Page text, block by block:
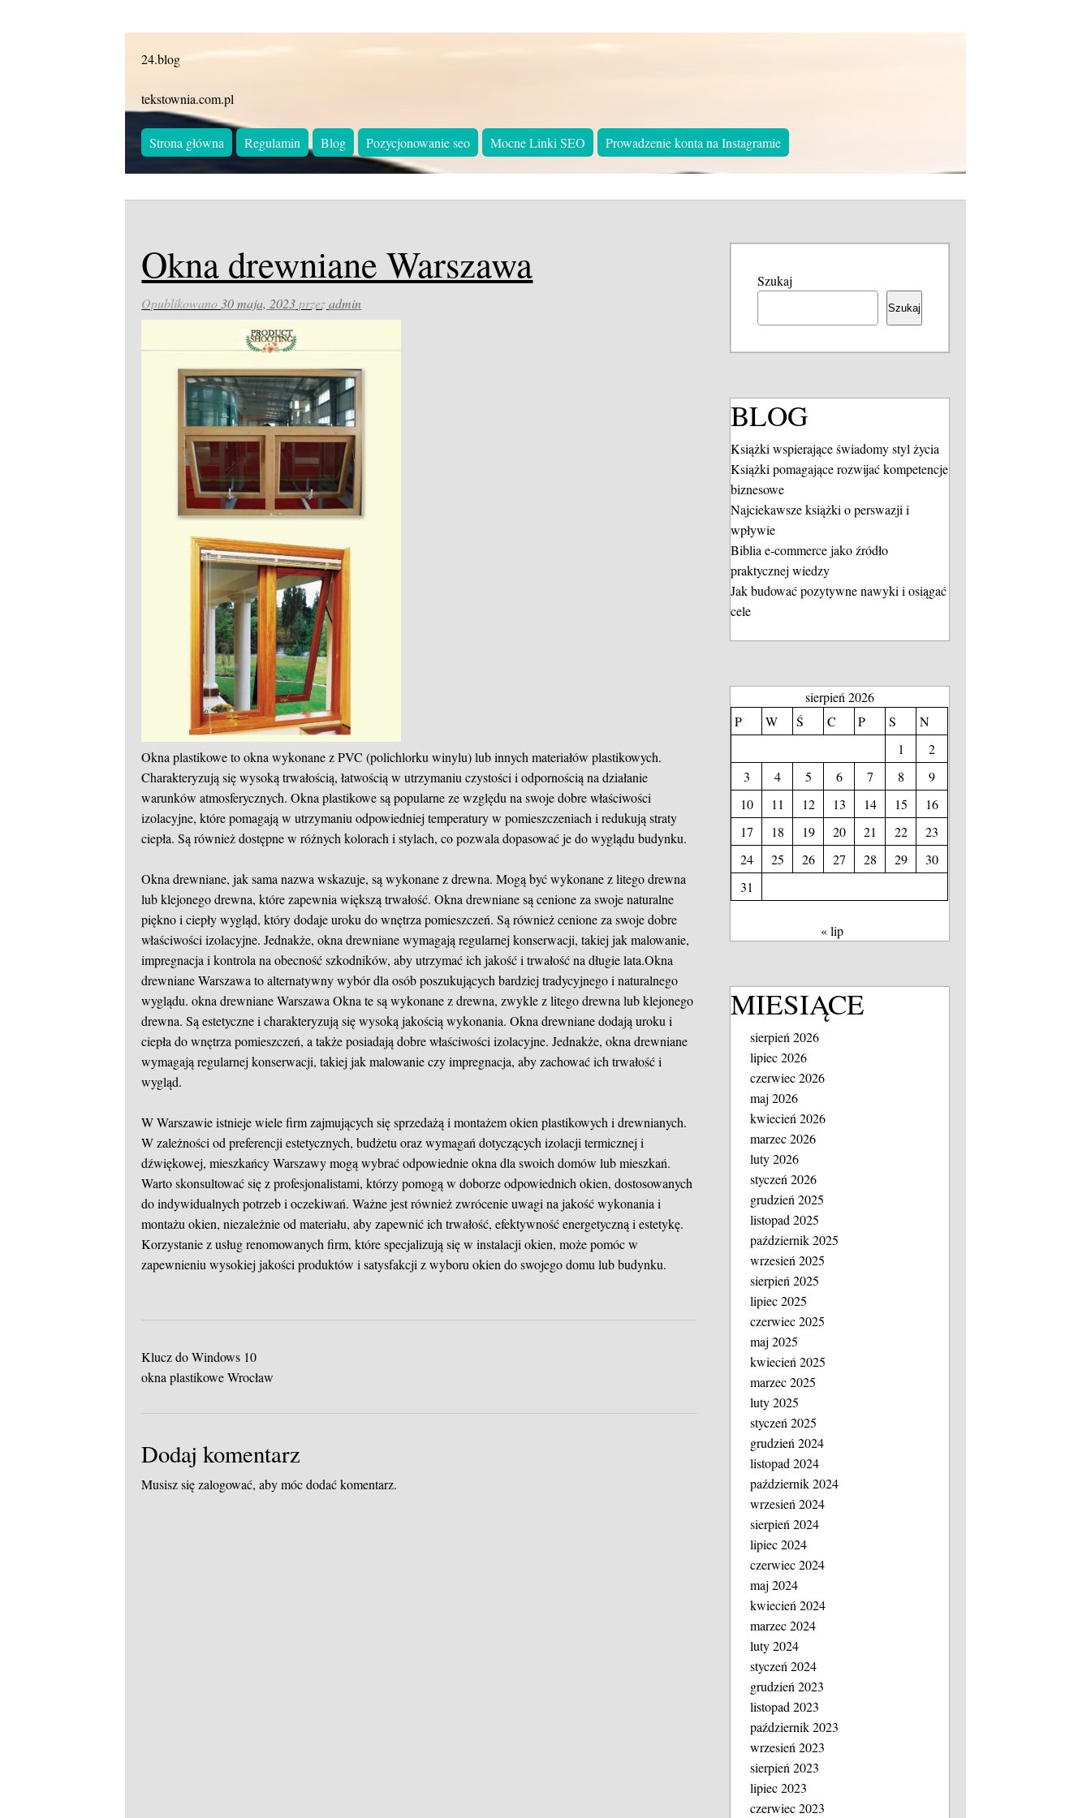
24.blog
tekstownia.com.pl
Strona główna Regulamin Blog Pozycjonowanie seo Mocne Linki SEO Prowadzenie konta na Instagramie
Okna drewniane Warszawa
Opublikowano30 maja, 2023 przezadmin
Okna plastikowe to okna wykonane z PVC (polichlorku winylu) lub innych materiałów plastikowych.
Charakteryzują się wysoką trwałością, łatwością w utrzymaniu czystości i odpornością na działanie
warunków atmosferycznych. Okna plastikowe są popularne ze względu na swoje dobre właściwości
izolacyjne, które pomagają w utrzymaniu odpowiedniej temperatury w pomieszczeniach i redukują straty
ciepła. Są również dostępne w różnych kolorach i stylach, co pozwala dopasować je do wyglądu budynku.
Okna drewniane, jak sama nazwa wskazuje, są wykonane z drewna. Mogą być wykonane z litego drewna
lub klejonego drewna, które zapewnia większą trwałość. Okna drewniane są cenione za swoje naturalne
piękno i ciepły wygląd, który dodaje uroku do wnętrza pomieszczeń. Są również cenione za swoje dobre
właściwości izolacyjne. Jednakże, okna drewniane wymagają regularnej konserwacji, takiej jak malowanie,
impregnacja i kontrola na obecność szkodników, aby utrzymać ich jakość i trwałość na długie lata.Okna
drewniane Warszawa to alternatywny wybór dla osób poszukujących bardziej tradycyjnego i naturalnego
wyglądu.okna drewniane WarszawaOkna te są wykonane z drewna, zwykle z litego drewna lub klejonego
drewna. Są estetyczne i charakteryzują się wysoką jakością wykonania. Okna drewniane dodają uroku i
ciepła do wnętrza pomieszczeń, a także posiadają dobre właściwości izolacyjne. Jednakże, okna drewniane
wymagają regularnej konserwacji, takiej jak malowanie czy impregnacja, aby zachować ich trwałość i
wygląd.
W Warszawie istnieje wiele firm zajmujących się sprzedażą i montażem okien plastikowych i drewnianych.
W zależności od preferencji estetycznych, budżetu oraz wymagań dotyczących izolacji termicznej i
dźwiękowej, mieszkańcy Warszawy mogą wybrać odpowiednie okna dla swoich domów lub mieszkań.
Warto skonsultować się z profesjonalistami, którzy pomogą w doborze odpowiednich okien, dostosowanych
do indywidualnych potrzeb i oczekiwań. Ważne jest również zwrócenie uwagi na jakość wykonania i
montażu okien, niezależnie od materiału, aby zapewnić ich trwałość, efektywność energetyczną i estetykę.
Korzystanie z usług renomowanych firm, które specjalizują się w instalacji okien, może pomóc w
zapewnieniu wysokiej jakości produktów i satysfakcji z wyboru okien do swojego domu lub budynku.
Klucz do Windows 10
okna plastikowe Wrocław
Dodaj komentarz
Musisz sięzalogować, aby móc dodać komentarz.
Szukaj
Szukaj
BLOG
Książki wspierające świadomy styl życia
Książki pomagające rozwijać kompetencje
biznesowe
Najciekawsze książki o perswazji i
wpływie
Biblia e-commerce jako źródło
praktycznej wiedzy
Jak budować pozytywne nawyki i osiągać
cele
sierpień 2026
P
W Ś C P S
N
1
2
3
4 5 6 7 8
9
10
11 12 13 14 15
16
17
18 19 20 21 22
23
24
25 26 27 28 29
30
31
« lip
MIESIĄCE
sierpień 2026
lipiec 2026
czerwiec 2026
maj 2026
kwiecień 2026
marzec 2026
luty 2026
styczeń 2026
grudzień 2025
listopad 2025
październik 2025
wrzesień 2025
sierpień 2025
lipiec 2025
czerwiec 2025
maj 2025
kwiecień 2025
marzec 2025
luty 2025
styczeń 2025
grudzień 2024
listopad 2024
październik 2024
wrzesień 2024
sierpień 2024
lipiec 2024
czerwiec 2024
maj 2024
kwiecień 2024
marzec 2024
luty 2024
styczeń 2024
grudzień 2023
listopad 2023
październik 2023
wrzesień 2023
sierpień 2023
lipiec 2023
czerwiec 2023